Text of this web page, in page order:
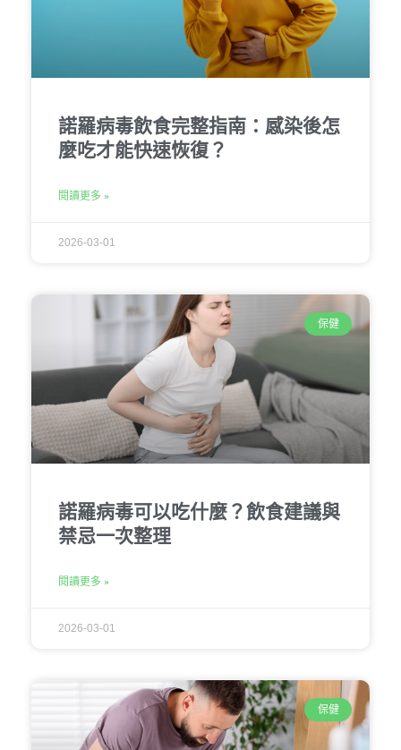
諾羅病毒飲食完整指南：感染後怎
麼吃才能快速恢復？
閱讀更多 »
2026-03-01
保健
諾羅病毒可以吃什麼？飲食建議與
禁忌一次整理
閱讀更多 »
2026-03-01
保健